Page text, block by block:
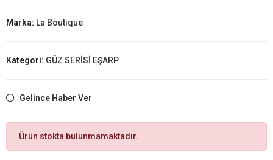
Marka: La Boutique
Kategori: GÜZ SERİSİ EŞARP
Gelince Haber Ver
Ürün stokta bulunmamaktadır.